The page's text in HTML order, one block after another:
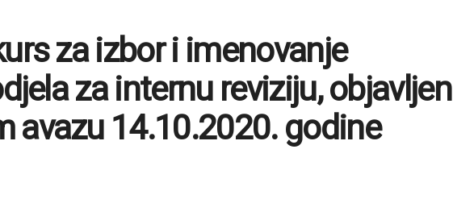
za izbor i imenovanje
za internu reviziju, objavljen
avazu 14.10.2020. godine